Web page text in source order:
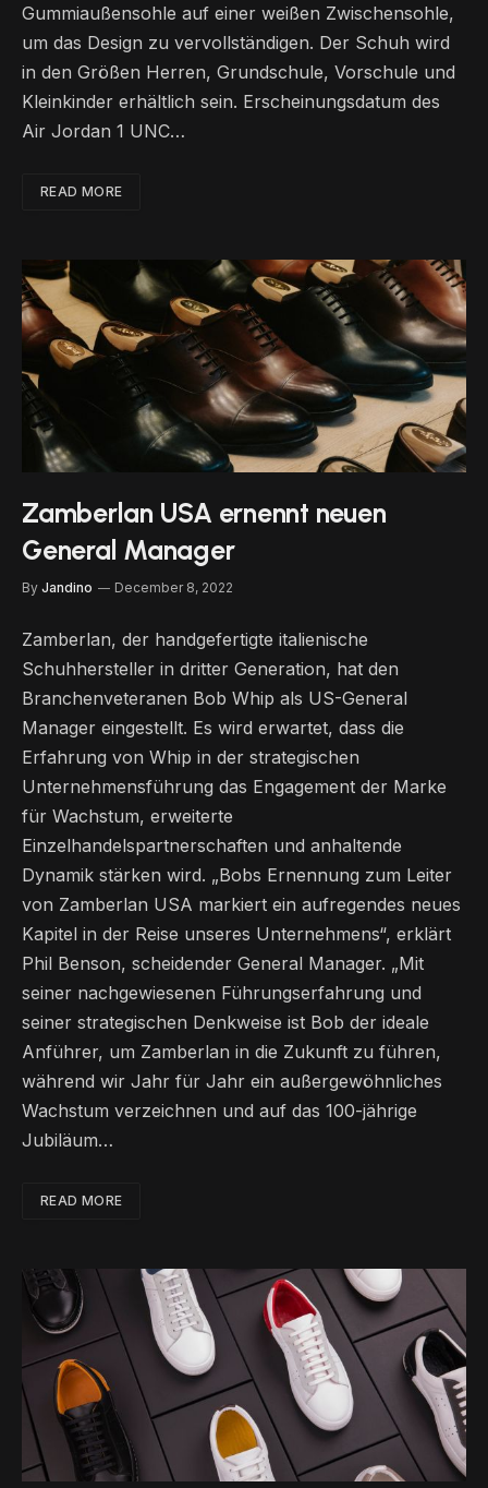
Gummiaußensohle auf einer weißen Zwischensohle,
um das Design zu vervollständigen. Der Schuh wird
in den Größen Herren, Grundschule, Vorschule und
Kleinkinder erhältlich sein. Erscheinungsdatum des
Air Jordan 1 UNC…
READ MORE
Zamberlan USA ernennt neuen
General Manager
By Jandino December 8, 2022
Zamberlan, der handgefertigte italienische
Schuhhersteller in dritter Generation, hat den
Branchenveteranen Bob Whip als US-General
Manager eingestellt. Es wird erwartet, dass die
Erfahrung von Whip in der strategischen
Unternehmensführung das Engagement der Marke
für Wachstum, erweiterte
Einzelhandelspartnerschaften und anhaltende
Dynamik stärken wird. „Bobs Ernennung zum Leiter
von Zamberlan USA markiert ein aufregendes neues
Kapitel in der Reise unseres Unternehmens“, erklärt
Phil Benson, scheidender General Manager. „Mit
seiner nachgewiesenen Führungserfahrung und
seiner strategischen Denkweise ist Bob der ideale
Anführer, um Zamberlan in die Zukunft zu führen,
während wir Jahr für Jahr ein außergewöhnliches
Wachstum verzeichnen und auf das 100-jährige
Jubiläum…
READ MORE